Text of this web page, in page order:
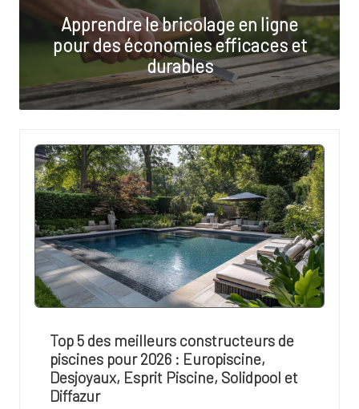
f
r
a
n
c
e
r
u
r
a
l
e
Apprendre le bricolage en ligne
pour des économies efficaces et
durables
Top 5 des meilleurs constructeurs de
piscines pour 2026 : Europiscine,
Desjoyaux, Esprit Piscine, Solidpool et
Diffazur